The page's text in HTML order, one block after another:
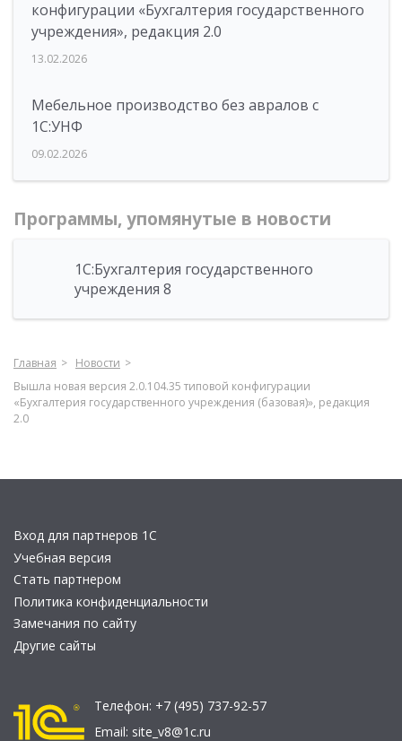
конфигурации «Бухгалтерия государственного
учреждения», редакция 2.0
13.02.2026
Мебельное производство без авралов с
1С:УНФ
09.02.2026
Программы, упомянутые в новости
1С:Бухгалтерия государственного
учреждения 8
Главная
Новости
Вышла новая версия 2.0.104.35 типовой конфигурации
«Бухгалтерия государственного учреждения (базовая)», редакция
2.0
Вход для партнеров 1С
Учебная версия
Стать партнером
Политика конфиденциальности
Замечания по сайту
Другие сайты
Телефон: +7 (495) 737-92-57
Email: site_v8@1c.ru